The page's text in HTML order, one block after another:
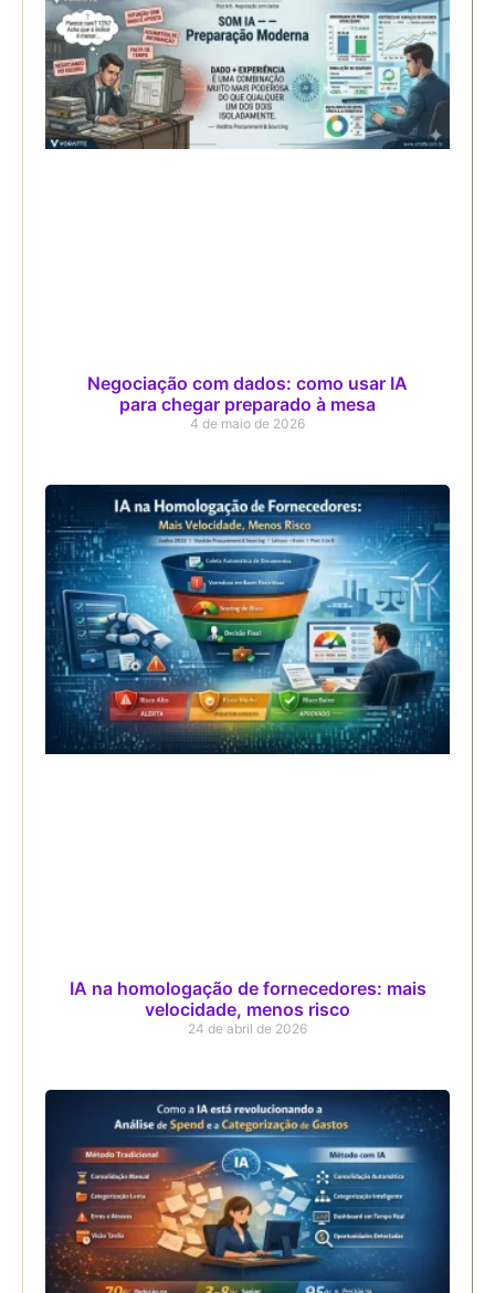
Negociação com dados: como usar IA
para chegar preparado à mesa
4 de maio de 2026
IA na homologação de fornecedores: mais
velocidade, menos risco
24 de abril de 2026